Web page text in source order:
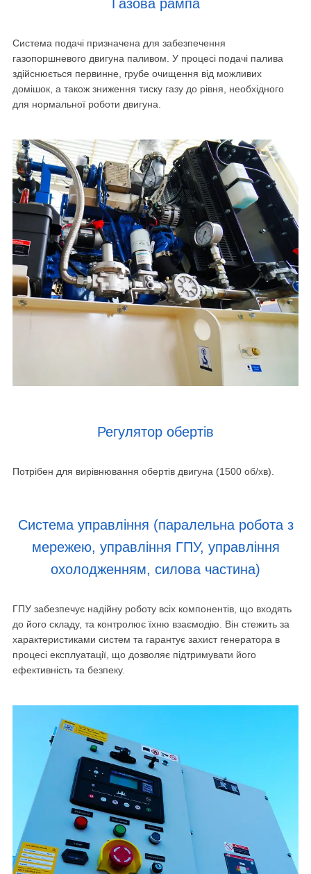
Газова рампа
Система подачі призначена для забезпечення
газопоршневого двигуна паливом. У процесі подачі палива
здійснюється первинне, грубе очищення від можливих
домішок, а також зниження тиску газу до рівня, необхідного
для нормальної роботи двигуна.
Регулятор обертів
Потрібен для вирівнювання обертів двигуна (1500 об/хв).
Система управління (паралельна робота з
мережею, управління ГПУ, управління
охолодженням, силова частина)
ГПУ забезпечує надійну роботу всіх компонентів, що входять
до його складу, та контролює їхню взаємодію. Він стежить за
характеристиками систем та гарантує захист генератора в
процесі експлуатації, що дозволяє підтримувати його
ефективність та безпеку.